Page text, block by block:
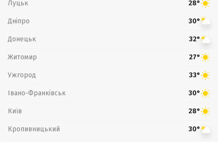
Луцьк 28°
Дніпро 30°
Донецьк 32°
Житомир 27°
Ужгород 33°
Івано-Франківськ 30°
Київ 28°
Кропивницький 30°